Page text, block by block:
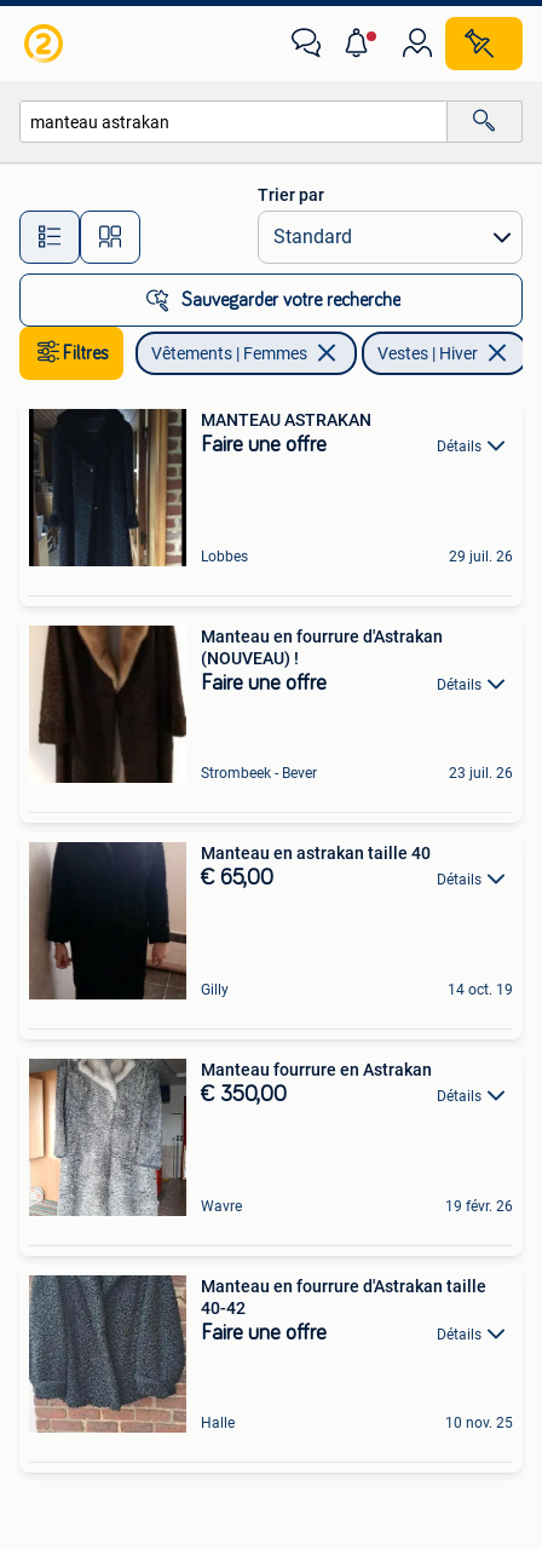
Toutes les distances…
Trier par
Sauvegarder votre recherche
Filtres Vêtements | Femmes Vestes | Hiver
MANTEAU ASTRAKAN
Faire une offre Détails
Lobbes 29 juil. 26
Manteau en fourrure d'Astrakan
(NOUVEAU) !
Faire une offre Détails
Strombeek - Bever 23 juil. 26
Manteau en astrakan taille 40
€ 65,00 Détails
Gilly 14 oct. 19
Manteau fourrure en Astrakan
€ 350,00 Détails
Wavre 19 févr. 26
Manteau en fourrure d'Astrakan taille
40-42
Faire une offre Détails
Halle 10 nov. 25